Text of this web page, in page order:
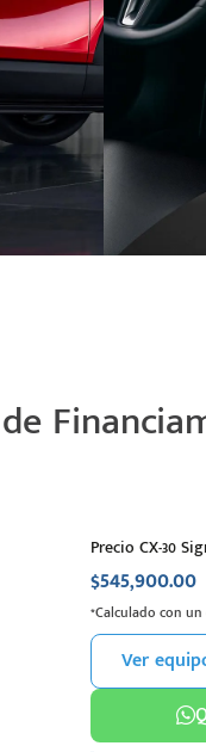
Precio CX-30
$545,900.00
*Calculado con
Ver